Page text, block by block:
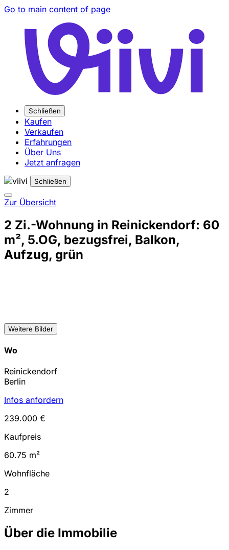
Go to main content of page
Schließen
Kaufen
Verkaufen
Erfahrungen
Über Uns
Jetzt anfragen
Schließen
Zur Übersicht
2 Zi.-Wohnung in Reinickendorf: 60
m², 5.OG, bezugsfrei, Balkon,
Aufzug, grün
Weitere Bilder
Wo
Reinickendorf
Berlin
Infos anfordern
239.000 €
Kaufpreis
60.75 m²
Wohnfläche
2
Zimmer
Über die Immobilie